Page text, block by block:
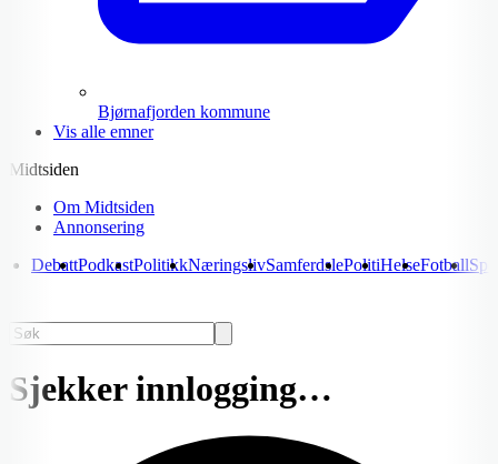
Bjørnafjorden kommune
Vis alle emner
Midtsiden
Om Midtsiden
Annonsering
DebattPodkastPolitikkNæringslivSamferdslePolitiHelseFotball
Sjekker innlogging…